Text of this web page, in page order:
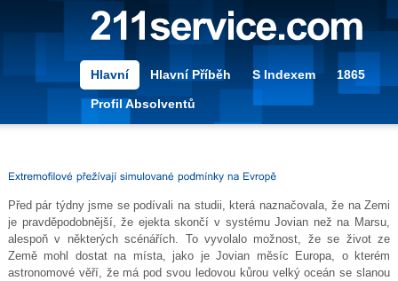
Hlavní Hlavní Příběh S Indexem 1865
Profil Absolventů
Před pár týdny jsme se podívali na studii, která naznačovala, že na Zemi
je pravděpodobnější, že ejekta skončí v systému Jovian než na Marsu,
alespoň v některých scénářích. To vyvolalo možnost, že se život ze
Země mohl dostat na místa, jako je Jovian měsíc Europa, o kterém
astronomové věří, že má pod svou ledovou kůrou velký oceán se slanou